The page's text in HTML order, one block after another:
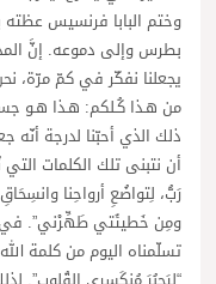
وختم البابا فرنسيس عظته
بطرس وإلى دموعه. إنَّ
يجعلنا نفكّر في كمّ مرّة،
من هـذا كُـلكم: هـذا هـو
ذلك الذي أحبّنا لدرجة أنّه
أن نتبنى تلك الكلمات
رَبُّ، لِتواضُعِ أرواحِنا
ومِن خَطيئَتي طَهِّرْني”. في
تسلّمناه اليوم من كلمة